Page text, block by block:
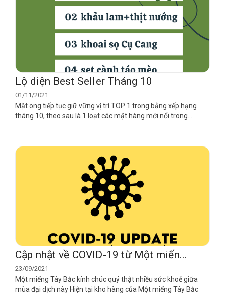
Lộ diện Best Seller Tháng 10
01/11/2021
Mật ong tiếp tục giữ vững vị trí TOP 1 trong bảng xếp hạng
tháng 10, theo sau là 1 loạt các mặt hàng mới nổi trong...
Cập nhật về COVID-19 từ Một miến...
23/09/2021
Một miếng Tây Bắc kính chúc quý thật nhiều sức khoẻ giữa
mùa đại dịch này Hiện tại kho hàng của Một miếng Tây Bắc